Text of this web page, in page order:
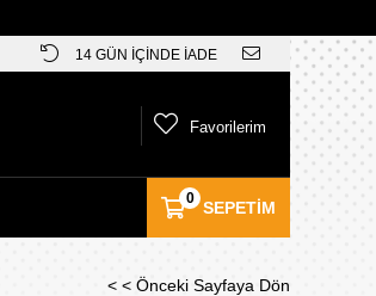
14 GÜN İÇİNDE İADE
SEPETIM
0
Favorilerim
< < Önceki Sayfaya Dön